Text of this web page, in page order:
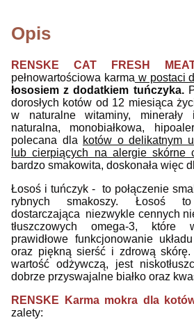
Opis
RENSKE CAT FRESH
pełnowartościowa karma w postaci
łososiem z dodatkiem tuńczyka.
dorosłych kotów od 12 miesiąca
w naturalne witaminy,
naturalna, monobiałkowa,
polecana dla kotów o delikatnym
lub cierpiących na alergie skórne
bardzo smakowita, doskonała więc
Łosoś i tuńczyk - to połączenie
rybnych smakoszy. Łosoś
dostarczająca niezwykle cennych
tłuszczowych omega-3, które
prawidłowe funkcjonowanie
oraz piękną sierść i zdrową
wartość odżywczą, jest
dobrze przyswajalne białko oraz
RENSKE Karma mokra dla
zalety: